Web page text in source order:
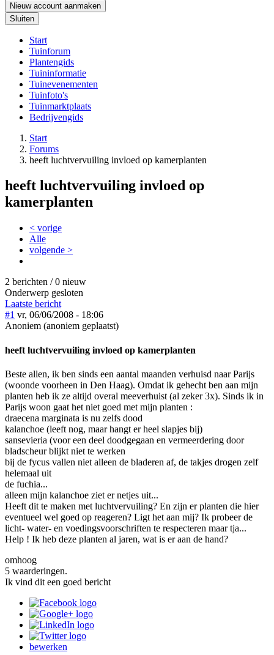
Nieuw account aanmaken
Sluiten
Start
Tuinforum
Plantengids
Tuininformatie
Tuinevenementen
Tuinfoto's
Tuinmarktplaats
Bedrijvengids
Start
Forums
heeft luchtvervuiling invloed op kamerplanten
heeft luchtvervuiling invloed op
kamerplanten
< vorige
Alle
volgende >
2 berichten / 0 nieuw
Onderwerp gesloten
Laatste bericht
#1 vr, 06/06/2008 - 18:06
Anoniem (anoniem geplaatst)
heeft luchtvervuiling invloed op kamerplanten
Beste allen, ik ben sinds een aantal maanden verhuisd naar Parijs
(woonde voorheen in Den Haag). Omdat ik gehecht ben aan mijn
planten heb ik ze altijd overal meeverhuist (al zeker 3x). Sinds ik in
Parijs woon gaat het niet goed met mijn planten :
draecena marginata is nu zelfs dood
kalanchoe (leeft nog, maar hangt er heel slapjes bij)
sansevieria (voor een deel doodgegaan en vermeerdering door
bladscheur blijkt niet te werken
bij de fycus vallen niet alleen de bladeren af, de takjes drogen zelf
helemaal uit
de fuchia...
alleen mijn kalanchoe ziet er netjes uit...
Heeft dit te maken met luchtvervuiling? En zijn er planten die hier
eventueel wel goed op reageren? Ligt het aan mij? Ik probeer de
licht- water- en voedingsvoorschriften te respecteren maar tja...
Help ! Ik heb deze planten al jaren, wat is er aan de hand?
omhoog
5 waarderingen.
Ik vind dit een goed bericht
bewerken